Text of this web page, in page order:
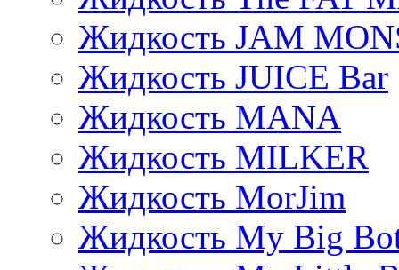
Жидкость JAM
Жидкость JUICE Bar
Жидкость MANA
Жидкость MILKER
Жидкость MorJim
Жидкость My Big